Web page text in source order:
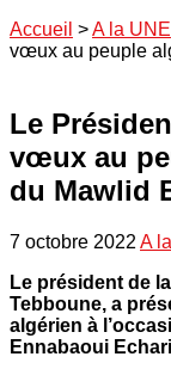
Accueil >A la UNE
vœux au peuple
Le
vœux au
du Mawlid
7 octobre 2022 A
Le président de
Tebboune, a
algérien à
Ennabaoui